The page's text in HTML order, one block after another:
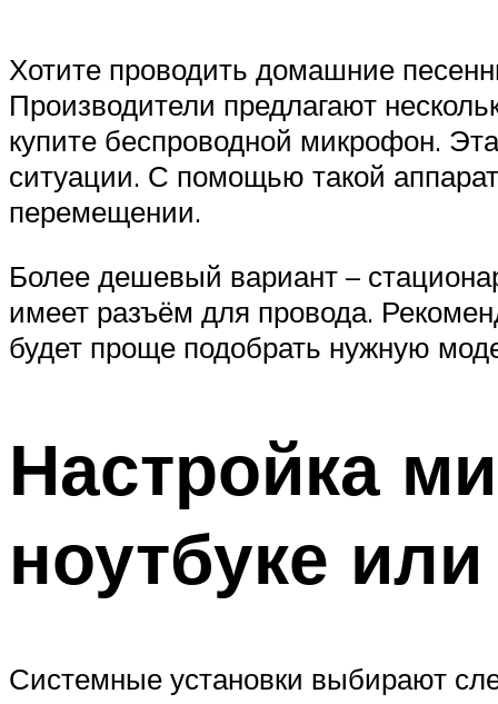
Хотите проводить домашние
Производители предлагают
купите беспроводной микрофон.
ситуации. С помощью такой
перемещении.
Более дешевый вариант –
имеет разъём для провода.
будет проще подобрать нужную
Настройка
ноутбуке
Системные установки выбирают